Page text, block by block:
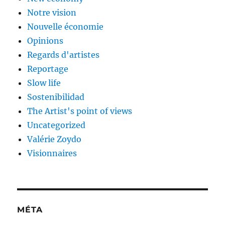
Notre vision
Nouvelle économie
Opinions
Regards d'artistes
Reportage
Slow life
Sostenibilidad
The Artist's point of views
Uncategorized
Valérie Zoydo
Visionnaires
MÉTA